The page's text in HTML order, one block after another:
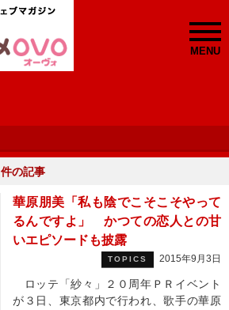
MENU
件の記事
華原朋美「私も陰でこそこそやって
るんですよ」 かつての恋人との甘
いエピソードも披露
TOPICS 2015年9月3日
ロッテ「紗々」２０周年ＰＲイベント
が３日、東京都内で行われ、歌手の華原